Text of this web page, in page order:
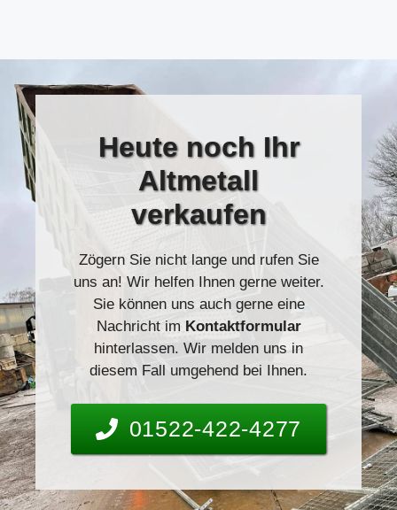
Heutenoch Ihr
Altmetall
verkaufen
Zögern Sie nicht lange und rufen Sie
uns an! Wir helfen Ihnen gerne weiter.
Sie können uns auch gerne eine
Nachricht im Kontaktformular
hinterlassen. Wir melden uns in
diesem Fall umgehend bei Ihnen.
01522-422-4277